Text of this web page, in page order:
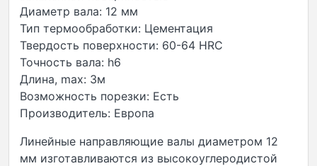
Диаметр вала: 12 мм
Тип термообработки: Цементация
Твердость поверхности: 60-64 HRC
Точность вала: h6
Длина, max: 3м
Возможность порезки: Есть
Производитель: Европа
Линейные направляющие валы диаметром 12
мм изготавливаются из высокоуглеродистой